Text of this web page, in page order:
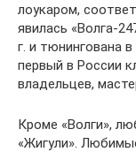
лоукаром,
явилась «Волга-
г. и тюнингована
первый в России
владельцев,
Кроме «Волги»,
«Жигули».